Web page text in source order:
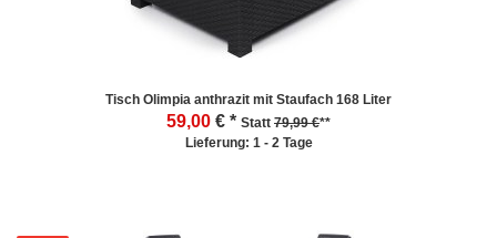
Tisch Olimpia anthrazit mit Staufach 168 Liter
59,00 € * Statt 79,99 €**
Lieferung: 1 - 2 Tage